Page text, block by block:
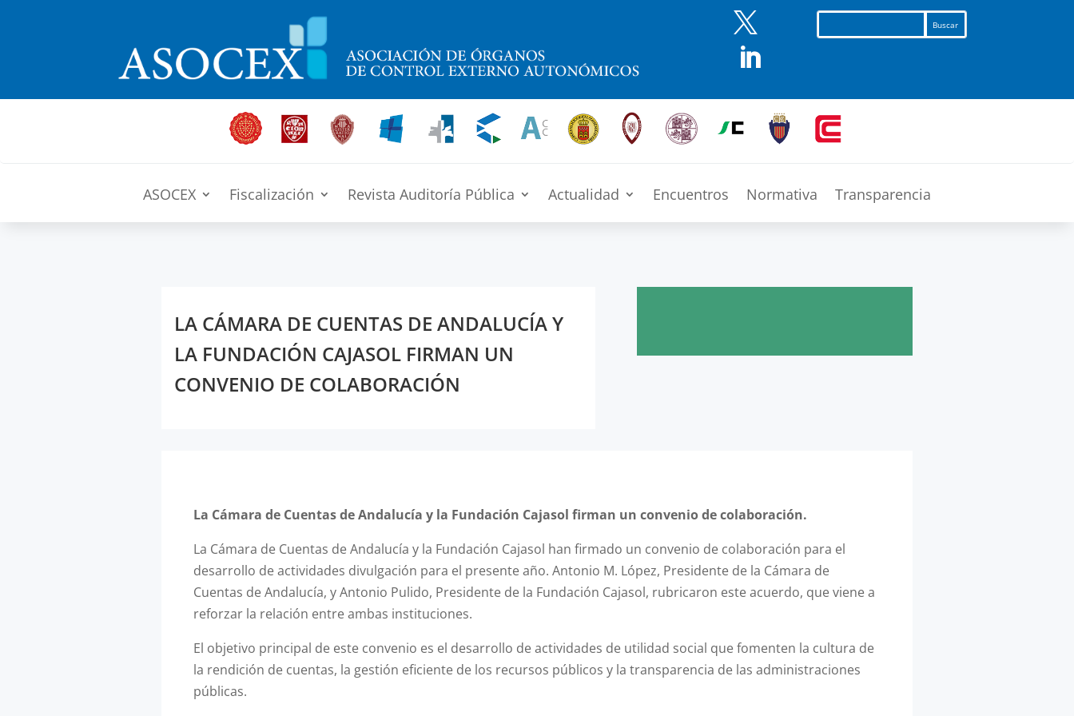


ASOCEX Fiscalización Revista Auditoría Pública Actualidad Encuentros Normativa Transparencia
LA CÁMARA DE CUENTAS DE ANDALUCÍA Y
LA FUNDACIÓN CAJASOL FIRMAN UN
CONVENIO DE COLABORACIÓN
La Cámara de Cuentas de Andalucía y la Fundación Cajasol firman un convenio de colaboración.
La Cámara de Cuentas de Andalucía y la Fundación Cajasol han firmado un convenio de colaboración para el
desarrollo de actividades divulgación para el presente año. Antonio M. López, Presidente de la Cámara de
Cuentas de Andalucía, y Antonio Pulido, Presidente de la Fundación Cajasol, rubricaron este acuerdo, que viene a
reforzar la relación entre ambas instituciones.
El objetivo principal de este convenio es el desarrollo de actividades de utilidad social que fomenten la cultura de
la rendición de cuentas, la gestión eficiente de los recursos públicos y la transparencia de las administraciones
públicas.